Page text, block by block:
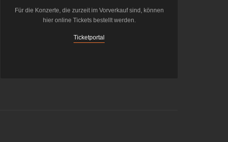
Für die Konzerte, die zurzeit im Vorverkauf sind, können
hier online Tickets bestellt werden.
Ticketportal